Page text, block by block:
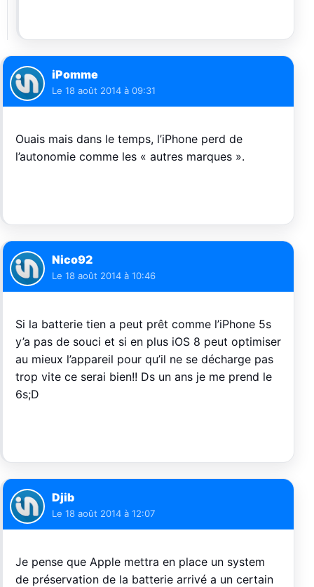
iPomme
Le 18 août 2014 à 09:31
Ouais mais dans le temps, l’iPhone perd de
l’autonomie comme les « autres marques ».
Nico92
Le 18 août 2014 à 10:46
Si la batterie tien a peut prêt comme l’iPhone 5s
y’a pas de souci et si en plus iOS 8 peut optimiser
au mieux l’appareil pour qu’il ne se décharge pas
trop vite ce serai bien!! Ds un ans je me prend le
6s;D
Djib
Le 18 août 2014 à 12:07
Je pense que Apple mettra en place un system
de préservation de la batterie arrivé a un certain